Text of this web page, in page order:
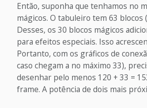
Então, suponha que tenhamos no
mágicos. O tabuleiro tem 63 blocos
Desses, os 30 blocos mágicos
para efeitos especiais. Isso
Portanto, com os gráficos de
caso chegam a no máximo 33),
desenhar pelo menos 120 + 33 =
frame. A potência de dois mais